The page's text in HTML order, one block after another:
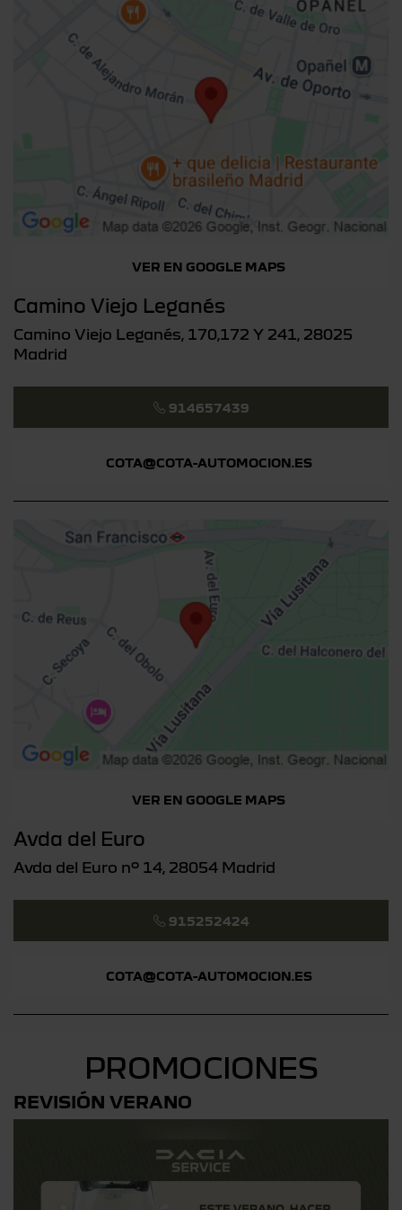
VER EN GOOGLE MAPS
Camino Viejo Leganés
Camino Viejo Leganés, 170,172 Y 241, 28025
Madrid
914657439
COTA@COTA-AUTOMOCION.ES
VER EN GOOGLE MAPS
Avda del Euro
Avda del Euro nº 14, 28054 Madrid
915252424
COTA@COTA-AUTOMOCION.ES
PROMOCIONES
REVISIÓN VERANO